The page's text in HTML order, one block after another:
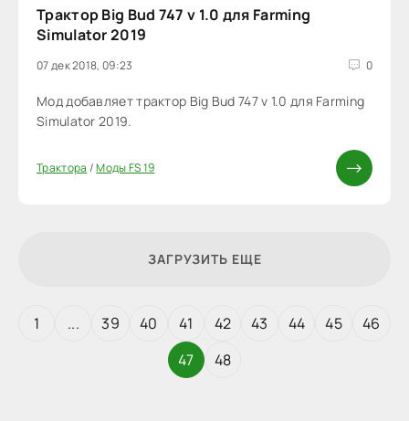
Трактор Big Bud 747 v 1.0 для Farming
Simulator 2019
07 дек 2018, 09:23 0
Мод добавляет трактор Big Bud 747 v 1.0 для Farming
Simulator 2019.
Трактора /Моды FS 19
ЗАГРУЗИТЬ ЕЩЕ
1 ... 39 40 41 42 43 44 45
46
47
48